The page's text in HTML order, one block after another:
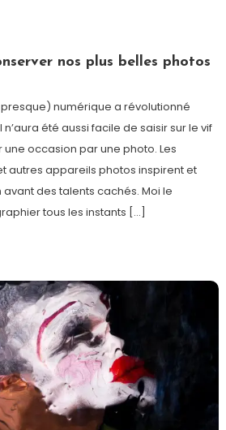
nos plus belles photos
numérique a révolutionné
été aussi facile de saisir sur le vif
une occasion par une photo. Les
autres appareils photos inspirent et
des talents cachés. Moi le
tous les instants […]